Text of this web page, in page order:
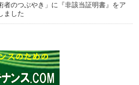
者のつぶやき」に『非該当証明書』をア
ました